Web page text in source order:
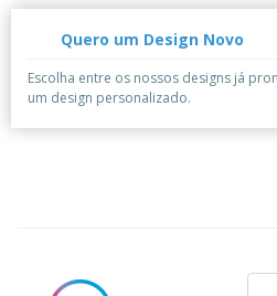
Quero um Design Novo
Escolha entre os nossos designs já
um design personalizado.